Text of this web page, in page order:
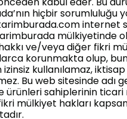
hiçbir sorumluluğu
internet
mülkiyetinde
ve/veya diğer fikri
korunmakta olup,
kullanılamaz,
Bu web sitesinde adı
ürünleri sahiplerinin ticari
mülkiyet hakları